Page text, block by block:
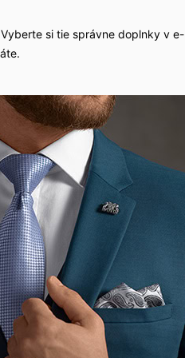
si tie správne doplnky v e-